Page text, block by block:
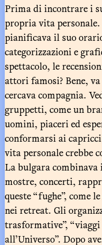
Prima di incontrare i
propria vita
pianificava il suo
categorizzazioni e
spettacolo, le
attori famosi? Bene,
cercava compagnia.
gruppetti, come un
uomini, piaceri ed
conformarsi ai
vita personale crebbe
La bulgara
mostre, concerti,
queste “fughe”, come
nei retreat. Gli
trasformative”,
all’Universo”. Dopo